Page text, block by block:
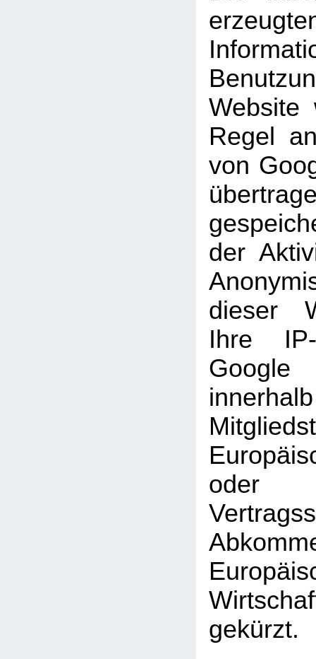
Website
Regel
von
der
dieser
Ihre
oder
gekürzt.